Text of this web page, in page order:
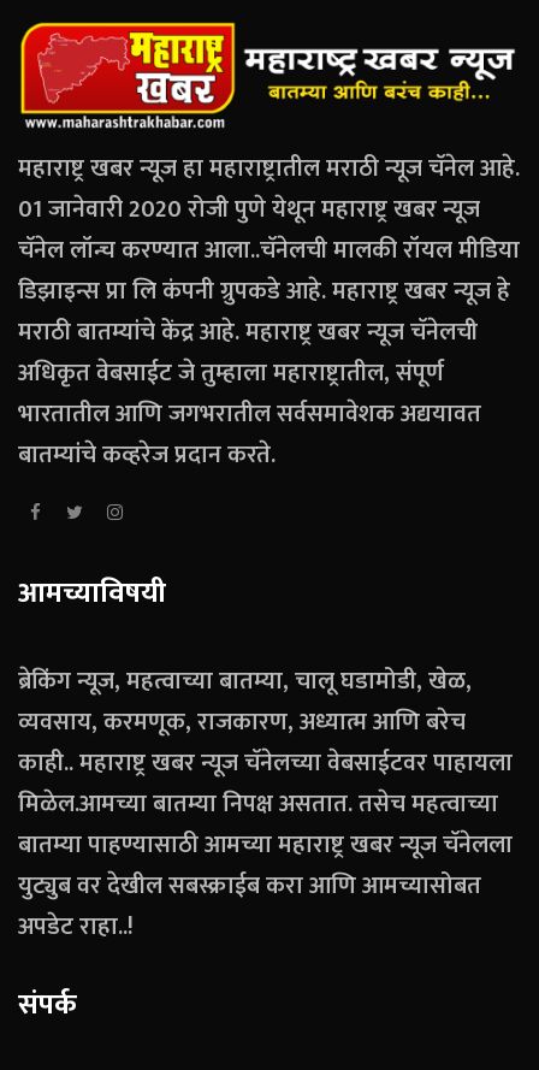
महाराष्ट्र खबर न्यूज हा महाराष्ट्रातील मराठी न्यूज चॅनेल आहे.
01 जानेवारी 2020 रोजी पुणे येथून महाराष्ट्र खबर न्यूज
चॅनेल लॉन्च करण्यात आला..चॅनेलची मालकी रॉयल मीडिया
डिझाइन्स प्रा लि कंपनी ग्रुपकडे आहे. महाराष्ट्र खबर न्यूज हे
मराठी बातम्यांचे केंद्र आहे. महाराष्ट्र खबर न्यूज चॅनेलची
अधिकृत वेबसाईट जे तुम्हाला महाराष्ट्रातील, संपूर्ण
भारतातील आणि जगभरातील सर्वसमावेशक अद्ययावत
बातम्यांचे कव्हरेज प्रदान करते.
आमच्याविषयी
ब्रेकिंग न्यूज, महत्वाच्या बातम्या, चालू घडामोडी, खेळ,
व्यवसाय, करमणूक, राजकारण, अध्यात्म आणि बरेच
काही.. महाराष्ट्र खबर न्यूज चॅनेलच्या वेबसाईटवर पाहायला
मिळेल.आमच्या बातम्या निपक्ष असतात. तसेच महत्वाच्या
बातम्या पाहण्यासाठी आमच्या महाराष्ट्र खबर न्यूज चॅनेलला
युट्युब वर देखील सबस्क्राईब करा आणि आमच्यासोबत
अपडेट राहा..!
संपर्क